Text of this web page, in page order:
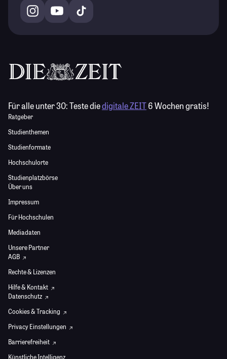
Für alle unter 30:Teste diedigitale ZEIT6 Wochen gratis!
Ratgeber
Studienthemen
Studienformate
Hochschulorte
Studienplatzbörse
Über uns
Impressum
Für Hochschulen
Mediadaten
Unsere Partner
AGB
Rechte & Lizenzen
Hilfe & Kontakt
Datenschutz
Cookies & Tracking
Privacy Einstellungen
Barrierefreiheit
Künstliche Intelligenz